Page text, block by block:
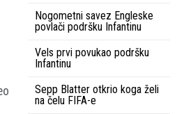
Nogometni savez Engleske
povlači podršku Infantinu
Vels prvi povukao podršku
Infantinu
Sepp Blatter otkrio koga želi
na čelu FIFA-e